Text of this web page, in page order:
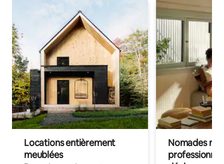
Locations entièrement
meublées
Nomades